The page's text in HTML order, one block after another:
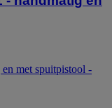
met spuitpistool -